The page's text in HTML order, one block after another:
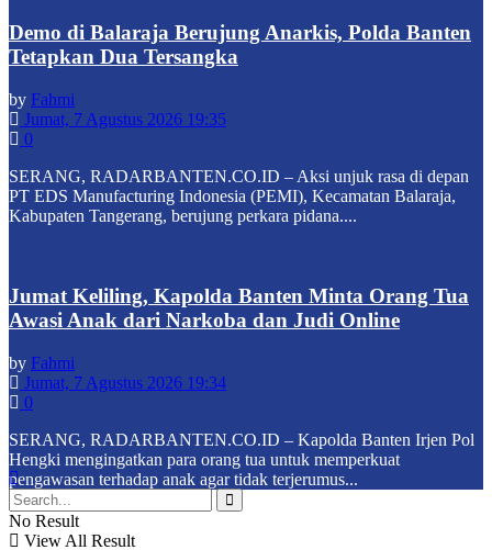
Demo di Balaraja Berujung Anarkis, Polda Banten
Tetapkan Dua Tersangka
by Fahmi
Jumat, 7 Agustus 2026 19:35
0
SERANG, RADARBANTEN.CO.ID – Aksi unjuk rasa di depan
PT EDS Manufacturing Indonesia (PEMI), Kecamatan Balaraja,
Kabupaten Tangerang, berujung perkara pidana....
Jumat Keliling, Kapolda Banten Minta Orang Tua
Awasi Anak dari Narkoba dan Judi Online
by Fahmi
Jumat, 7 Agustus 2026 19:34
0
SERANG, RADARBANTEN.CO.ID – Kapolda Banten Irjen Pol
Hengki mengingatkan para orang tua untuk memperkuat
pengawasan terhadap anak agar tidak terjerumus...
No Result
View All Result